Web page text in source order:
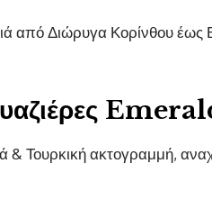
από Διώρυγα Κορίνθου
& Τουρκική ακτογραμμή,